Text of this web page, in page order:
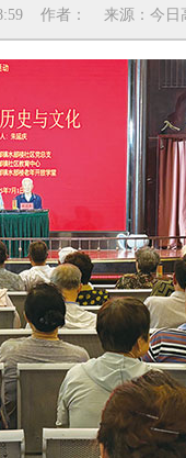
作者： 来源：今日